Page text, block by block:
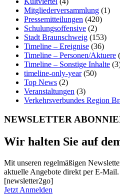
Mitgliederversammlung (1)
Pressemitteilungen (420)
Schulungsoffensive (2)
Stadt Braunschweig (153)
Timeline – Ereignise (36)
Timeline – Personen/Aktuere
Timeline – Sonstige Inhalte
timeline-only-year(50)
Top News (2)
Veranstaltungen (3)
Verkehrsverbundes Region
NEWSLETTER
Wir halten Sie auf
Mit unseren regelmäßigen
aktuelle Angebote direkt per E-
[newsletter2go]
Jetzt Anmelden